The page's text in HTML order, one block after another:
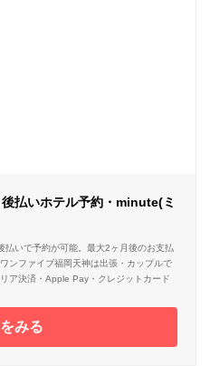
払いホテル予約・minute(ミ
払いで予約が可能。最大2ヶ月後のお支払
ンファイブ福岡天神は出張・カップルで
ア決済・Apple Pay・クレジットカード
みる